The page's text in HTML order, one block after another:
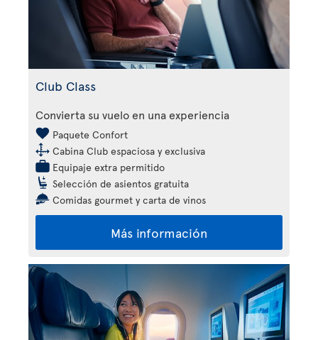
Club Class
Convierta su vuelo en una experiencia
Paquete Confort
Cabina Club espaciosa y exclusiva
Equipaje extra permitido
Selección de asientos gratuita
Comidas gourmet y carta de vinos
Más información